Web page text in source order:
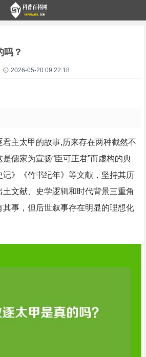
吗？
2026-05-20 09:22:18
主太甲的故事,历来存在两种截然不
儒家为宣扬“臣可正君”而虚构的典
》《竹书纪年》等文献，坚持其历
土文献、史学逻辑和时代背景三重角
其事，但后世叙事存在明显的理想化